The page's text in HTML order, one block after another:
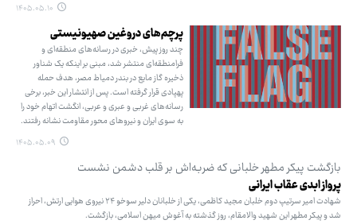
۱۴۰۵.۰۵.۱۰
پرچم‌های دروغین صهیونیستی
چند روز پیش، خبری در رسانه‌های منطقه‌ای و
فرامنطقه‌ای منتشر شد، مبنی بر اینکه یک شناور
ذخیره گاز مایع در بندر دمیاط مصر، هدف حمله
پهپادی قرار گرفته است. پس از انتشار این خبر، برخی
رسانه‌های غربی و عبری و عربی، انگشت اتهام خود را
به سوی ایران و نیروهای محور مقاومت نشانه رفتند.
۱۴۰۵.۰۵.۰۹
بازگشت پیکر مطهر خلبانی که ضربه‌اش بر قلب دشمن نشست
پرواز ابدی عقاب ایرانی
شهادت امیر سرتیپ دوم خلبان مجید کاظمی، یکی از خلبانان دلیر سوخو ۲۴ نیروی هوایی ارتش، احراز
شد و پیکر مطهر این شهید والامقام، روز گذشته به آغوش میهن اسلامی، بازگشت.